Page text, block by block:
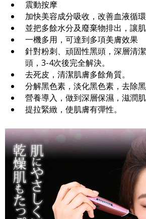
震動按摩
加快美容成分吸收，改善血液循環
並把多餘水分及廢棄物排出，讓肌
一機多用，可達到多項美膚效果
針對粉刺、頑固性黑頭，深層清
頭，3-4次後完全解決。
去死皮，清潔肌膚多餘角質。
分解黑色素，淡化黑色素，去除黑
營養導入，做到深層保濕，滋潤肌
提拉緊緻，使肌膚有彈性。